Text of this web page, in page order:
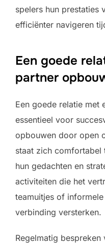
spelers hun prestaties
efficiënter navigeren
Een goede
partner
Een goede relatie met
essentieel voor
opbouwen door open
staat zich comfortabel
hun gedachten en
activiteiten die het
teamuitjes of
verbinding versterken.
Regelmatig